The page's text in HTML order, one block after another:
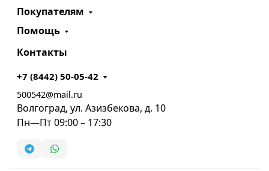
Покупателям
Помощь
Контакты
+7 (8442) 50-05-42
500542@mail.ru
Волгоград, ул. Азизбекова, д. 10
Пн—Пт 09:00 – 17:30